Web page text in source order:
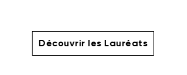
Découvrir les Lauréats